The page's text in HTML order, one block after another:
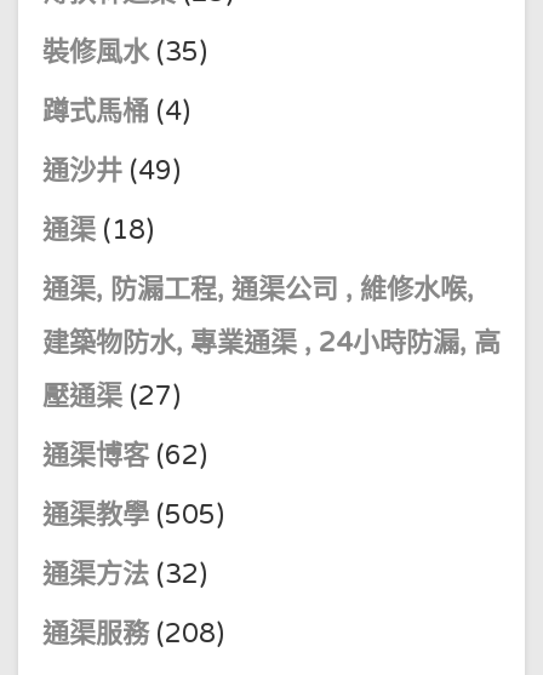
裝修風水(35)
蹲式馬桶 (4)
通沙井 (49)
通渠 (18)
通渠, 防漏工程, 通渠公司 , 維修水喉,
建築物防水, 專業通渠 , 24小時防漏, 高
壓通渠 (27)
通渠博客(62)
通渠教學 (505)
通渠方法 (32)
通渠服務(208)